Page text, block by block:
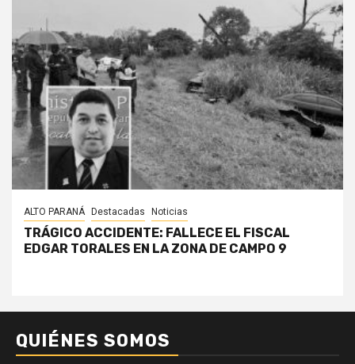
ALTO PARANÁ Destacadas Noticias
TRÁGICO ACCIDENTE: FALLECE EL FISCAL
EDGAR TORALES EN LA ZONA DE CAMPO 9
QUIÉNES SOMOS